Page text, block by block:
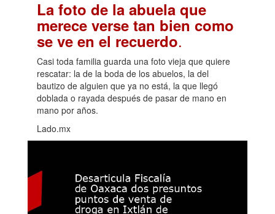
La foto de la abuela que
merece verse tan bien como
se ve en el recuerdo.
Casi toda familia guarda una foto vieja que quiere
rescatar: la de la boda de los abuelos, la del
bautizo de alguien que ya no está, la que llegó
doblada o rayada después de pasar de mano en
mano por años.
Lado.mx